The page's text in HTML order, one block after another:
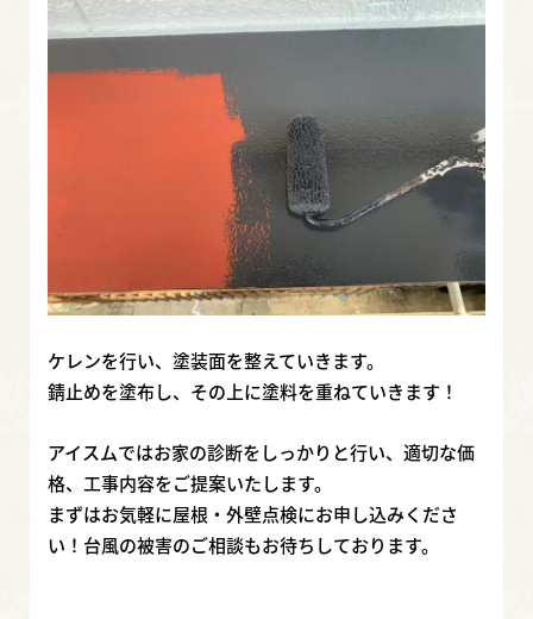
ケレンを行い、塗装面を整えていきます。
錆止めを塗布し、その上に塗料を重ねていきます！
アイスムではお家の診断をしっかりと行い、適切な価
格、工事内容をご提案いたします。
まずはお気軽に屋根・外壁点検にお申し込みくださ
い！台風の被害のご相談もお待ちしております。